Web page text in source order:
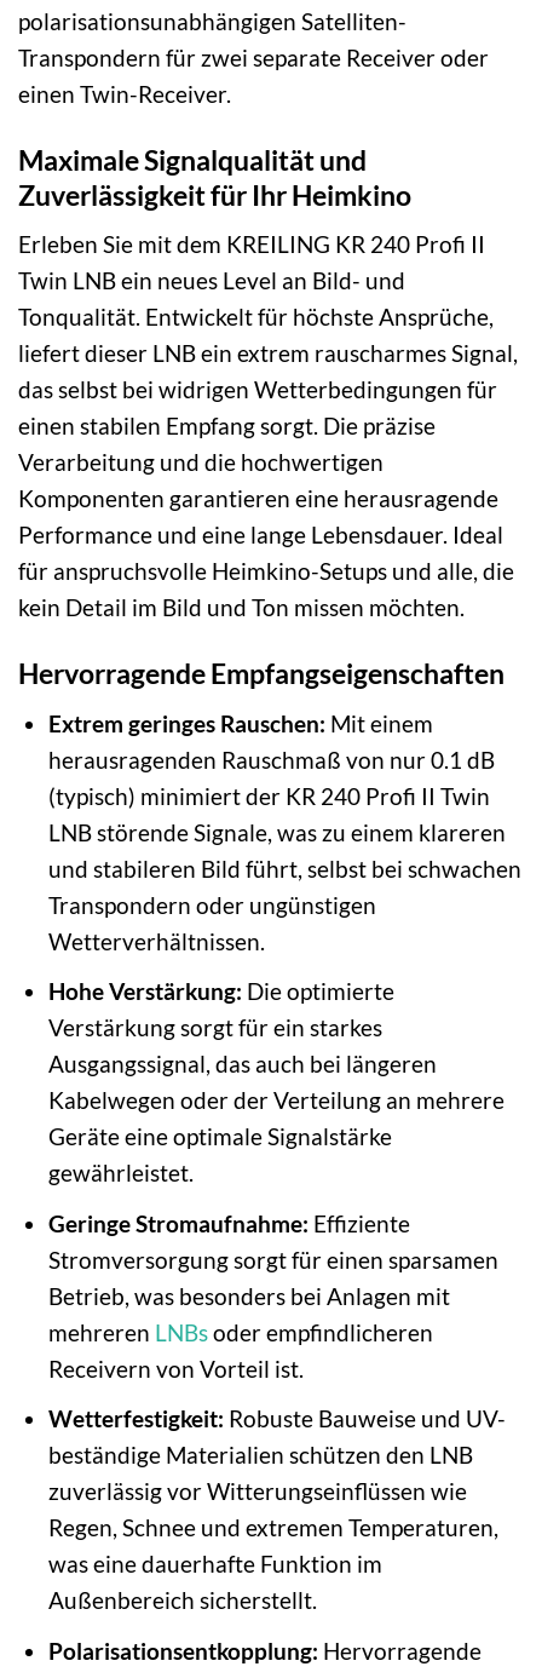
polarisationsunabhängigen Satelliten-
Transpondern für zwei separate Receiver oder
einen Twin-Receiver.
Maximale Signalqualität und
Zuverlässigkeit für Ihr Heimkino
Erleben Sie mit dem KREILING KR 240 Profi II
Twin LNB ein neues Level an Bild- und
Tonqualität. Entwickelt für höchste Ansprüche,
liefert dieser LNB ein extrem rauscharmes Signal,
das selbst bei widrigen Wetterbedingungen für
einen stabilen Empfang sorgt. Die präzise
Verarbeitung und die hochwertigen
Komponenten garantieren eine herausragende
Performance und eine lange Lebensdauer. Ideal
für anspruchsvolle Heimkino-Setups und alle, die
kein Detail im Bild und Ton missen möchten.
Hervorragende Empfangseigenschaften
Extrem geringes Rauschen: Mit einem
herausragenden Rauschmaß von nur 0.1 dB
(typisch) minimiert der KR 240 Profi II Twin
LNB störende Signale, was zu einem klareren
und stabileren Bild führt, selbst bei schwachen
Transpondern oder ungünstigen
Wetterverhältnissen.
Hohe Verstärkung: Die optimierte
Verstärkung sorgt für ein starkes
Ausgangssignal, das auch bei längeren
Kabelwegen oder der Verteilung an mehrere
Geräte eine optimale Signalstärke
gewährleistet.
Geringe Stromaufnahme: Effiziente
Stromversorgung sorgt für einen sparsamen
Betrieb, was besonders bei Anlagen mit
mehreren LNBsoder empfindlicheren
Receivern von Vorteil ist.
Wetterfestigkeit: Robuste Bauweise und UV-
beständige Materialien schützen den LNB
zuverlässig vor Witterungseinflüssen wie
Regen, Schnee und extremen Temperaturen,
was eine dauerhafte Funktion im
Außenbereich sicherstellt.
Polarisationsentkopplung: Hervorragende